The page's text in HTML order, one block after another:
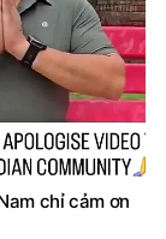
chỉ cảm ơn